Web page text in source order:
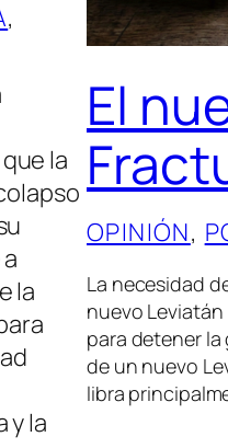
la
la
y la
El
OPINIÓN,
La necesidad
nuevo
para detener
de un nuevo
libra